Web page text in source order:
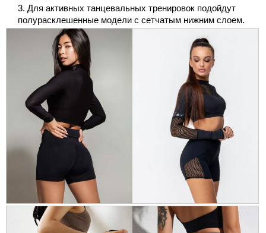
Для активных танцевальных тренировок подойдут
полурасклешенные модели с сетчатым нижним слоем.